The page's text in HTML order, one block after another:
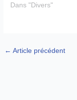
Dans "Divers"
← Article précédent